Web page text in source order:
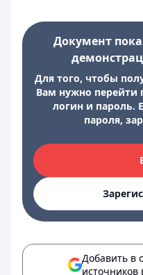
Документ
Для того, чтобы
Вам нужно перейти
логин и пароль.
пароля,
Добавить в
источников